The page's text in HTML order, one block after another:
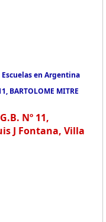
Escuelas en Argentina
BARTOLOME MITRE
Nº 11,
J Fontana, Villa